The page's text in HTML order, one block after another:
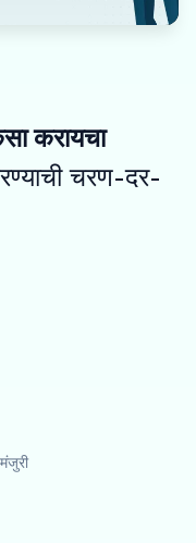
करायचा
चरण-दर-